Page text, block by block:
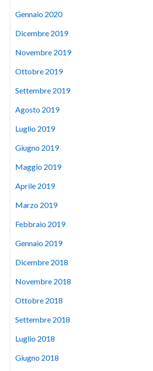
Gennaio 2020
Dicembre 2019
Novembre 2019
Ottobre 2019
Settembre 2019
Agosto 2019
Luglio 2019
Giugno 2019
Maggio 2019
Aprile 2019
Marzo 2019
Febbraio 2019
Gennaio 2019
Dicembre 2018
Novembre 2018
Ottobre 2018
Settembre 2018
Luglio 2018
Giugno 2018